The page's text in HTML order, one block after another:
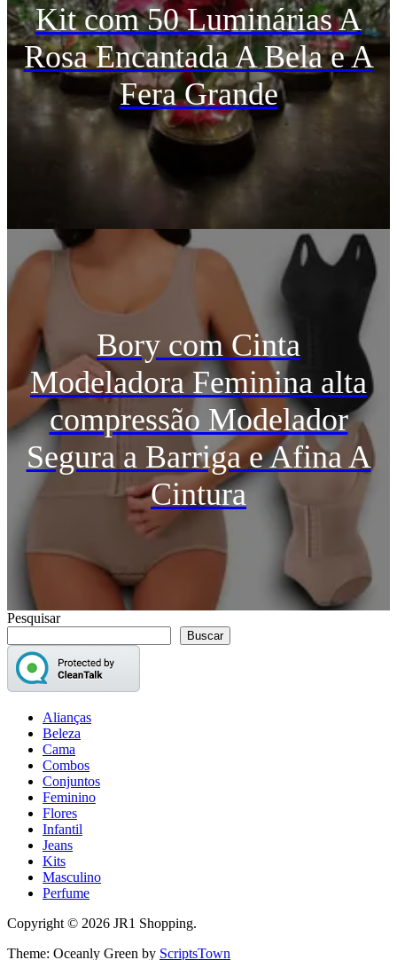
Kit com 50 Luminárias A
Rosa Encantada A Bela e A
Fera Grande
Bory com Cinta
Modeladora Feminina alta
compressão Modelador
Segura a Barriga e Afina A
Cintura
Pesquisar
Buscar
Alianças
Beleza
Cama
Combos
Conjuntos
Feminino
Flores
Infantil
Jeans
Kits
Masculino
Perfume
Copyright © 2026 JR1 Shopping.
Theme: Oceanly Green by ScriptsTown